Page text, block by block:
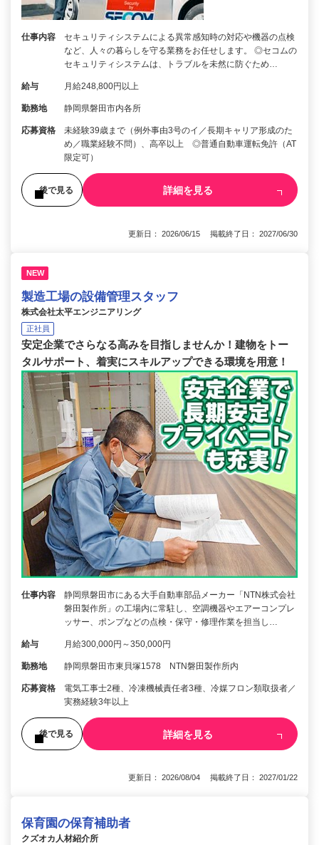
仕事内容
セキュリティシステムによる異常感知時の対応や機器の点検
など、人々の暮らしを守る業務をお任せします。 ◎セコムの
セキュリティシステムは、トラブルを未然に防ぐため…
給与 月給248,800円以上
勤務地 静岡県磐田市内各所
応募資格
未経験39歳まで（例外事由3号のイ／長期キャリア形成のた
め／職業経験不問）、高卒以上 ◎普通自動車運転免許（AT
限定可）
後で見る 詳細を見る
更新日： 2026/06/15 掲載終了日： 2027/06/30
NEW
製造工場の設備管理スタッフ
株式会社太平エンジニアリング
正社員
安定企業でさらなる高みを目指しませんか！建物をトー
タルサポート、着実にスキルアップできる環境を用意！
仕事内容
静岡県磐田市にある大手自動車部品メーカー「NTN株式会社
磐田製作所」の工場内に常駐し、空調機器やエアーコンプレ
ッサー、ポンプなどの点検・保守・修理作業を担当し…
給与 月給300,000円～350,000円
勤務地 静岡県磐田市東貝塚1578 NTN磐田製作所内
応募資格
電気工事士2種、冷凍機械責任者3種、冷媒フロン類取扱者／
実務経験3年以上
後で見る 詳細を見る
更新日： 2026/08/04 掲載終了日： 2027/01/22
保育園の保育補助者
クズオカ人材紹介所